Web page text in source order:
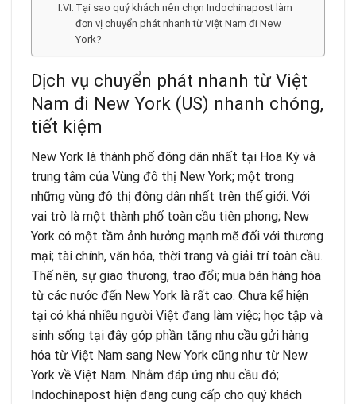
Tại sao quý khách nên chọn Indochinapost làm
đơn vị chuyển phát nhanh từ Việt Nam đi New
York?
Dịch vụ chuyển phát nhanh từ Việt
Nam đi New York (US) nhanh chóng,
tiết kiệm
New York là thành phố đông dân nhất tại Hoa Kỳ và
trung tâm của Vùng đô thị New York; một trong
những vùng đô thị đông dân nhất trên thế giới. Với
vai trò là một thành phố toàn cầu tiên phong; New
York có một tầm ảnh hưởng mạnh mẽ đối với thương
mại; tài chính, văn hóa, thời trang và giải trí toàn cầu.
Thế nên, sự giao thương, trao đổi; mua bán hàng hóa
từ các nước đến New York là rất cao. Chưa kể hiện
tại có khá nhiều người Việt đang làm việc; học tập và
sinh sống tại đây góp phần tăng nhu cầu gửi hàng
hóa từ Việt Nam sang New York cũng như từ New
York về Việt Nam. Nhằm đáp ứng nhu cầu đó;
Indochinapost hiện đang cung cấp cho quý khách